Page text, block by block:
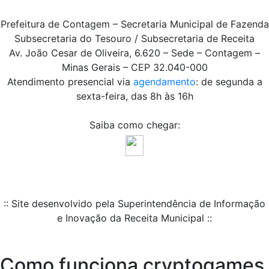
Prefeitura de Contagem – Secretaria Municipal de Fazenda
Subsecretaria do Tesouro / Subsecretaria de Receita
Av. João Cesar de Oliveira, 6.620 – Sede – Contagem –
Minas Gerais – CEP 32.040-000
Atendimento presencial via agendamento: de segunda a
sexta-feira, das 8h às 16h
Saiba como chegar:
:: Site desenvolvido pela Superintendência de Informação
e Inovação da Receita Municipal ::